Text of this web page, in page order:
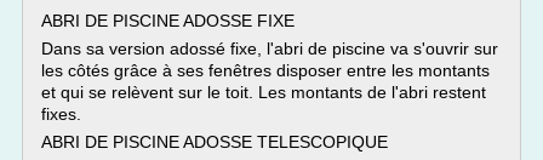
ABRI DE PISCINE ADOSSE FIXE
Dans sa version adossé fixe, l'abri de piscine va s'ouvrir sur
les côtés grâce à ses fenêtres disposer entre les montants
et qui se relèvent sur le toit. Les montants de l'abri restent
fixes.
ABRI DE PISCINE ADOSSE TELESCOPIQUE